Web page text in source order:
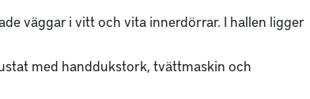
väggar i vitt och vita innerdörrar. I hallen ligger
med handdukstork, tvättmaskin och